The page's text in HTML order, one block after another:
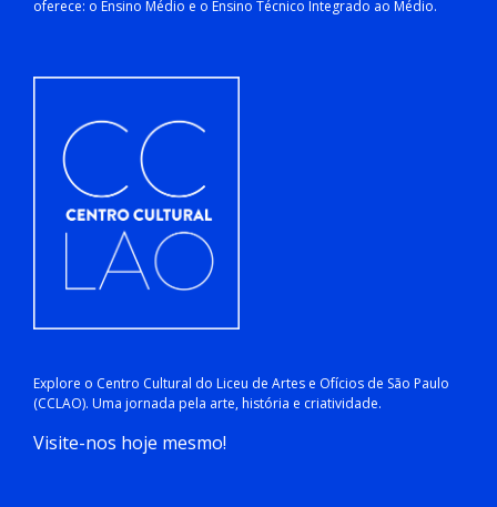
oferece: o Ensino Médio e o Ensino Técnico Integrado ao Médio.
Explore o Centro Cultural do Liceu de Artes e Ofícios de São Paulo
(CCLAO). Uma jornada pela arte, história e criatividade.
Visite-nos hoje mesmo!